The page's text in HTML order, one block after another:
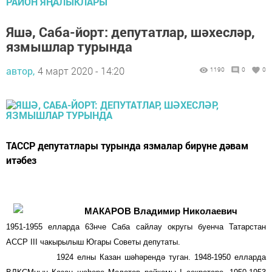
Яшә, Саба-йорт: депутатлар, шәхесләр,
язмышлар турында
автор, 4 март 2020 - 14:20 1190 0 0
ТАССР депутатлары турында язмалар бирүне дәвам
итәбез
МАКАРОВ Владимир Николаевич
1951-1955 елларда 63нче Саба сайлау округы буенча Татарстан
АССР III чакырылыш Югары Советы депутаты.
1924 елны Казан шә­һәрендә туган. 1948-1950 елларда